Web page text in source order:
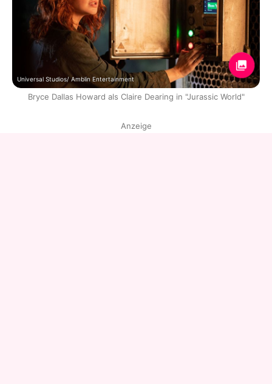
Universal Studios/ Amblin Entertainment
Bryce Dallas Howard als Claire Dearing in "Jurassic World"
Anzeige